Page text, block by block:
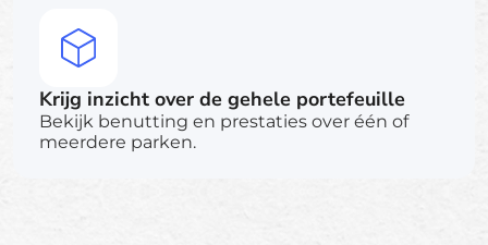
Krijg inzicht over de gehele portefeuille
Bekijk benutting en prestaties over één of
meerdere parken.